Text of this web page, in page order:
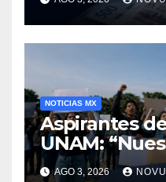
NOTICIAS MX
Aspirantes
UNAM:
negocia”
AGO 3, 2026